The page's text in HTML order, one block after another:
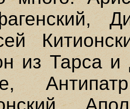
из Тарса и